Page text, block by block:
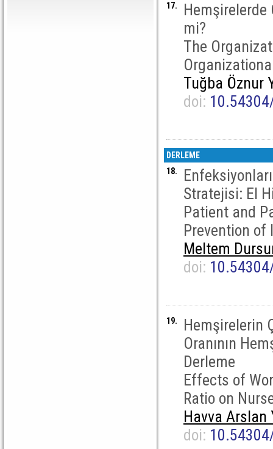
17.
Hemşirelerde
mi?
The
Tuğba Öznur
doi:
DERLEME
18.
Stratejisi: El
Patient and
Prevention of
Meltem
doi:
19.
Hemşirelerin
Oranının
Derleme
Effects of
Ratio on
Havva Arslan
doi: